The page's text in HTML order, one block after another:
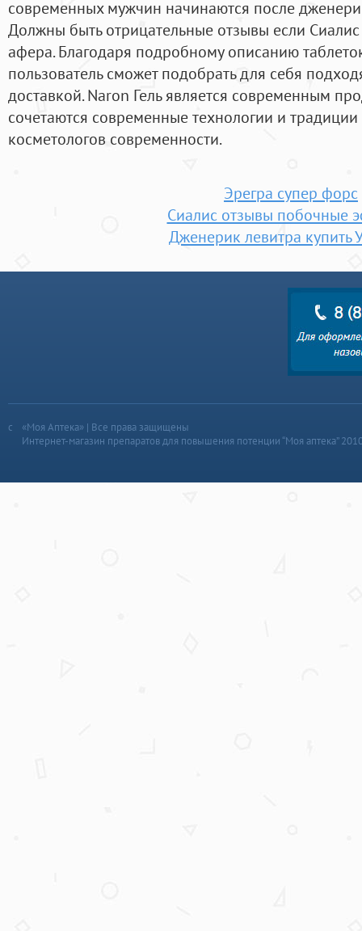
современных мужчин начинаются после
Должны быть отрицательные отзывы если
афера. Благодаря подробному описанию
пользователь сможет подобрать для себя
доставкой. Naron Гель является современным
сочетаются современные технологии и
косметологов современности.
Эрегра супер форс
Сиалис отзывы побочные
Дженерик левитра купить
«Моя Аптека» | Все права защищены
Интернет-магазин препаратов для повышения потенции “Моя аптека”